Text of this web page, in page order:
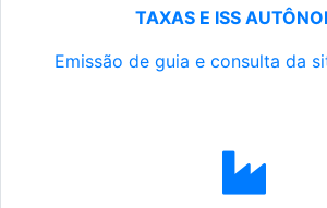
TAXAS E ISS
Emissão de guia e consulta da